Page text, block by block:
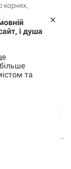
корнях,
твой гаджет.
оплати и
оригинальная
для тебя.
необходимо
Macbook и
возврат товара
і душа
та